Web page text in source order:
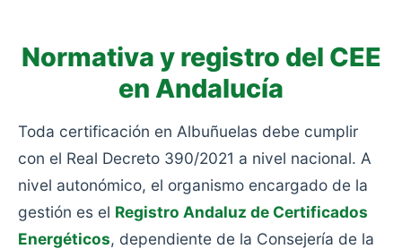
Normativa y registro del CEE
en Andalucía
Toda certificación en Albuñuelas debe cumplir
con el Real Decreto 390/2021 a nivel nacional. A
nivel autonómico, el organismo encargado de la
gestión es el Registro Andaluz de Certificados
Energéticos, dependiente de la Consejería de la